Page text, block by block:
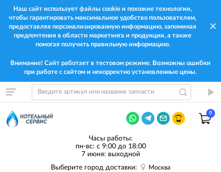
Наш сайт использует файлы cookie и похожие технологии,
чтобы гарантировать максимальное удобство пользователям,
предоставляя персонализированную информацию, запоминая
предпочтения в области маркетинга и продукции, а также
помогая получить правильную информацию.
Внимание! Сайт работает в тестовом режиме. Возможны ошибки
при работе с сайтом и некорректно установленные цены.
0
Часы работы:
пн-вс: с 9:00 до 18:00
7 июня: выходной
Выберите город доставки:
Москва